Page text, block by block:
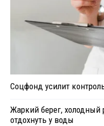
Соцфонд усилит
Жаркий берег, холодный
отдохнуть у воды